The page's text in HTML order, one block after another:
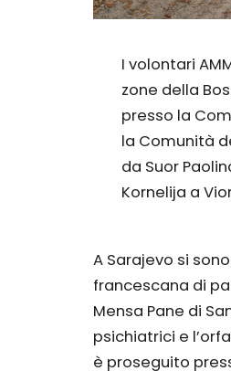
I volontari
zone della
presso la
la Comunità
da Suor
Kornelija a
A Sarajevo si
francescana di
Mensa Pane di
psichiatrici e
è proseguito